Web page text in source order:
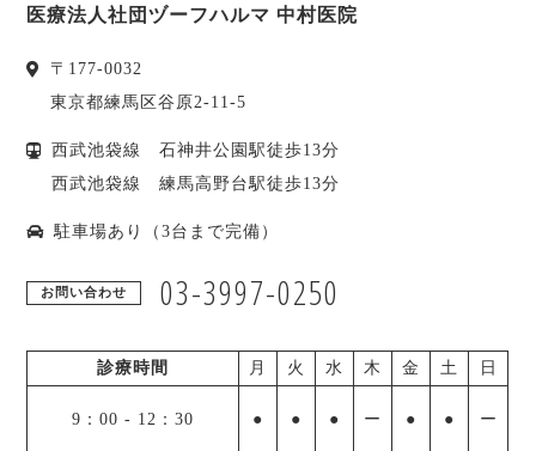
医療法人社団ヅーフハルマ 中村医院
〒 177-0032
東京都練馬区谷原2-11-5
西武池袋線 石神井公園駅徒歩13分
西武池袋線 練馬高野台駅徒歩13分
駐車場あり（3台まで完備）
お問い合わせ 03-3997-0250
診療時間 月 火 水 木 金 土 日
9：00 - 12：30 ● ● ● ー ● ● ー